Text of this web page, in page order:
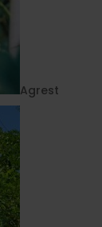
Agrest